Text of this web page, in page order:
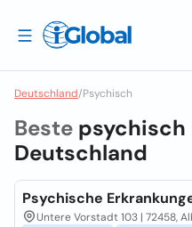
Deutschland/Psychisch
Beste psychisch
Deutschland
Psychische
Untere Vorstadt 103 | 72458,